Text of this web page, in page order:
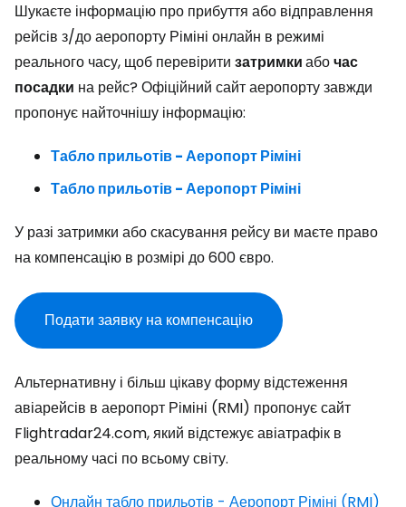
Шукаєте інформацію про прибуття або відправлення
рейсів з/до аеропорту Ріміні онлайн в режимі
реального часу, щоб перевірити затримкиабочас
посадки на рейс? Офіційний сайт аеропорту завжди
пропонує найточнішу інформацію:
Табло прильотів - Аеропорт Ріміні
Табло прильотів - Аеропорт Ріміні
У разі затримки або скасування рейсу ви маєте право
на компенсацію в розмірі до 600 євро.
Подати заявку на компенсацію
Альтернативну і більш цікаву форму відстеження
авіарейсів в аеропорт Ріміні (RMI) пропонує сайт
Flightradar24.com, який відстежує авіатрафік в
реальному часі по всьому світу.
Онлайн табло прильотів - Аеропорт Ріміні (RMI)